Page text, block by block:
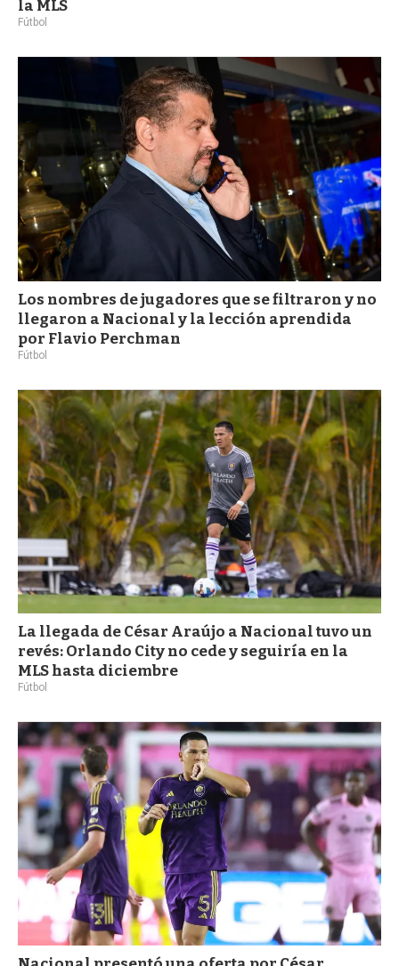
la MLS
Fútbol
Los nombres de jugadores que se filtraron y no
llegaron a Nacional y la lección aprendida
por Flavio Perchman
Fútbol
La llegada de César Araújo a Nacional tuvo un
revés: Orlando City no cede y seguiría en la
MLS hasta diciembre
Fútbol